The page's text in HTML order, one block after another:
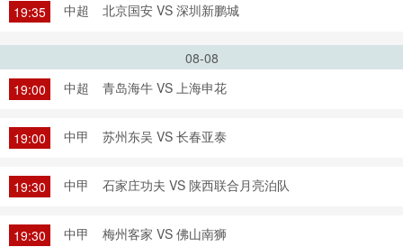
19:35
中超 北京国安 VS 深圳新鹏城
08-08
19:00
中超 青岛海牛 VS 上海申花
19:00 中甲 苏州东吴 VS 长春亚泰
19:30 中甲 石家庄功夫 VS 陕西联合月亮泊队
19:30 中甲 梅州客家 VS 佛山南狮